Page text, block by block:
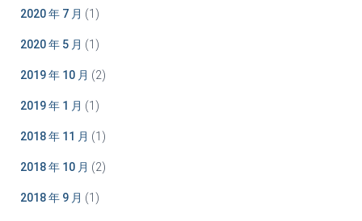
2020 年 7 月 (1)
2020 年 5 月 (1)
2019 年 10 月 (2)
2019 年 1 月 (1)
2018 年 11 月 (1)
2018 年 10 月 (2)
2018 年 9 月 (1)